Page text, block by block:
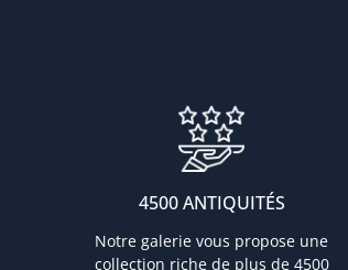
4500 ANTIQUITÉS
Notre galerie vous propose une
collection riche de plus de 4500